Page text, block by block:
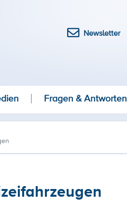
Newsletter
Fragen & Antworten